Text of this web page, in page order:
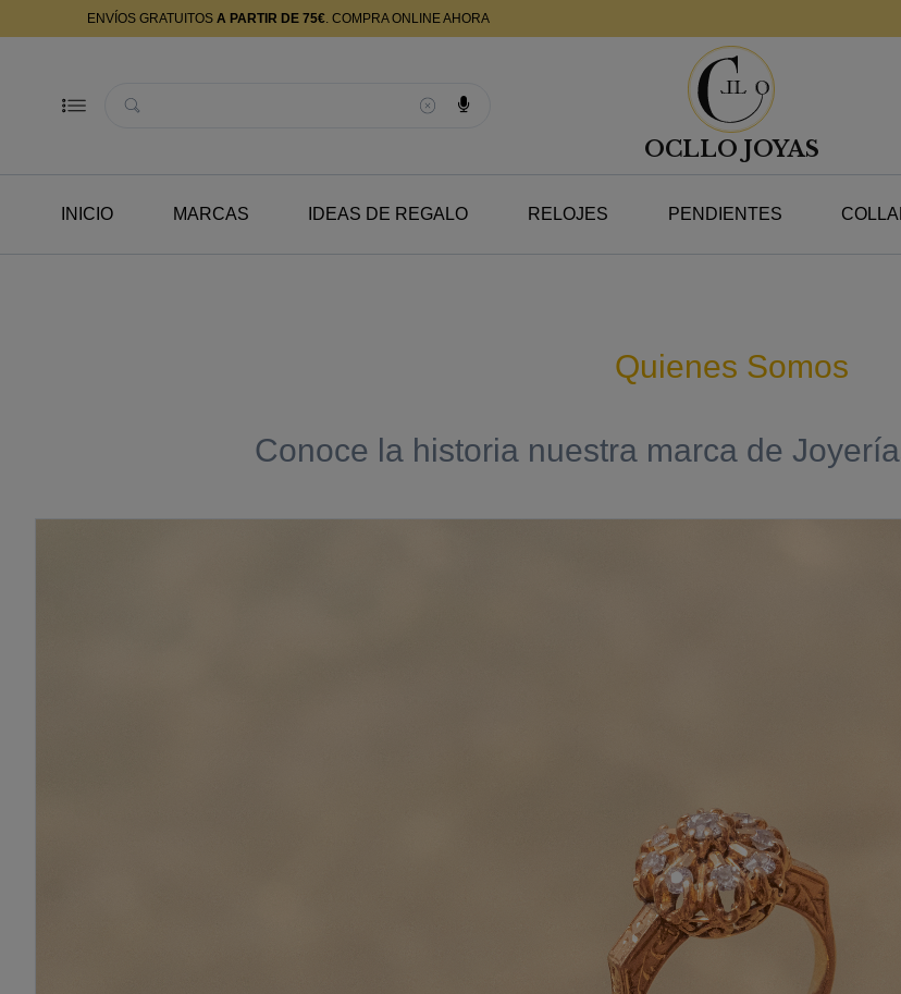
ENVÍOS GRATUITOS A PARTIR DE 75€. COMPRA ONLINE AHORA
Buscador
OCLLO JOYAS
INICIO MARCAS IDEAS DE REGALO RELOJES PENDIENTES
Quienes Somos
Conoce la historia nuestra marca de